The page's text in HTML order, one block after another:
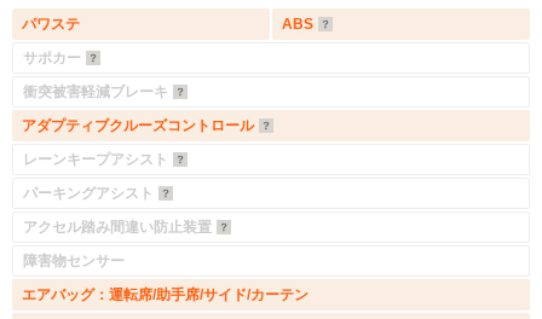
パワステ
ABS
サポカー
衝突被害軽減ブレーキ
アダプティブクルーズコントロール
レーンキープアシスト
パーキングアシスト
アクセル踏み間違い防止装置
障害物センサー
エアバッグ：運転席/助手席/サイド/カーテン